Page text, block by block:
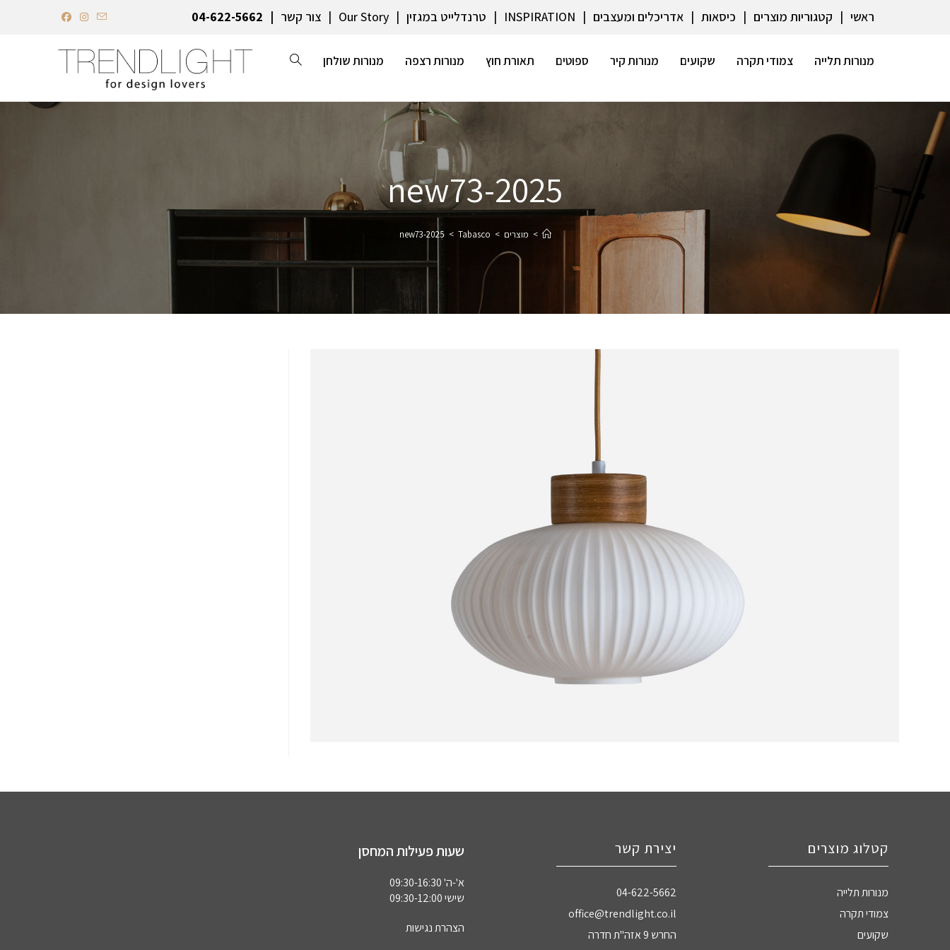
ראשי קטגוריות מוצרים כיסאות אדריכלים ומעצבים INSPIRATION טרנדלייט במגזין Our Story צור קשר 04-622-5662‏
מנורות תלייה צמודי תקרה שקועים מנורות קיר ספוטים תאורת חוץ מנורות רצפה מנורות שולחן
2025-new73
> מוצרים >
Tabasco
>
2025-new73
קטלוג מוצרים
מנורות תלייה
צמודי תקרה
שקועים
יצירת קשר
04-622-5662‏
office@trendlight.co.il
החרש 9 אזה"ת חדרה
שעות פעילות המחסן
א'-ה' 09:30-16:30
שישי 09:30-12:00
הצהרת נגישות